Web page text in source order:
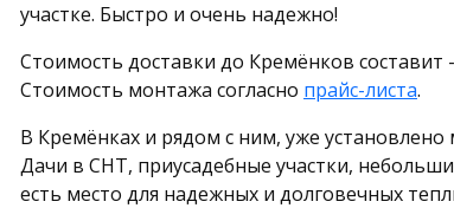
участке. Быстро и очень надежно!
Стоимость доставки до Кремёнков составит
Стоимость монтажа согласно прайс-листа.
В Кремёнках и рядом с ним, уже
Дачи в СНТ, приусадебные участки,
есть место для надежных и долговечных